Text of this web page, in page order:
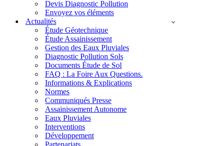
Devis Diagnostic Pollution
Envoyez vos éléments
Actualités
Étude Géotechnique
Étude Assainissement
Gestion des Eaux Pluviales
Diagnostic Pollution Sols
Documents Étude de Sol
FAQ : La Foire Aux Questions.
Informations & Explications
Normes
Communiqués Presse
Assainissement Autonome
Eaux Pluviales
Interventions
Développement
Partenariats